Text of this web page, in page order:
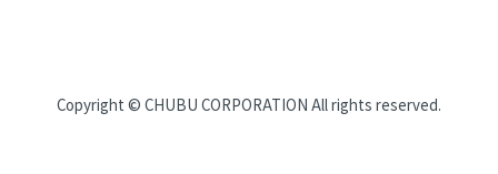
CHUBUについて
Copyright © CHUBU CORPORATION All rights reserved.